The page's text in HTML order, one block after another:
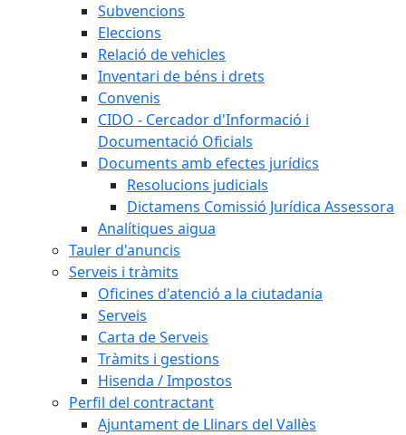
Subvencions
Eleccions
Relació de vehicles
Inventari de béns i drets
Convenis
CIDO - Cercador d'Informació i
Documentació Oficials
Documents amb efectes jurídics
Resolucions judicials
Dictamens Comissió Jurídica Assessora
Analítiques aigua
Tauler d'anuncis
Serveis i tràmits
Oficines d'atenció a la ciutadania
Serveis
Carta de Serveis
Tràmits i gestions
Hisenda / Impostos
Perfil del contractant
Ajuntament de Llinars del Vallès